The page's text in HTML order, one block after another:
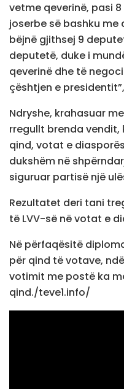
vetme qeverinë, pasi
joserbe së bashku me
bëjnë gjithsej 9
deputetë, duke i
qeverinë dhe të
çështjen e
Ndryshe, krahasuar
rregullt brenda vendit,
qind, votat e
dukshëm në
siguruar partisë një
Rezultatet deri tani
të LVV-së në votat e
Në përfaqësitë
për qind të votave,
votimit me postë ka
qind./teve1.info/